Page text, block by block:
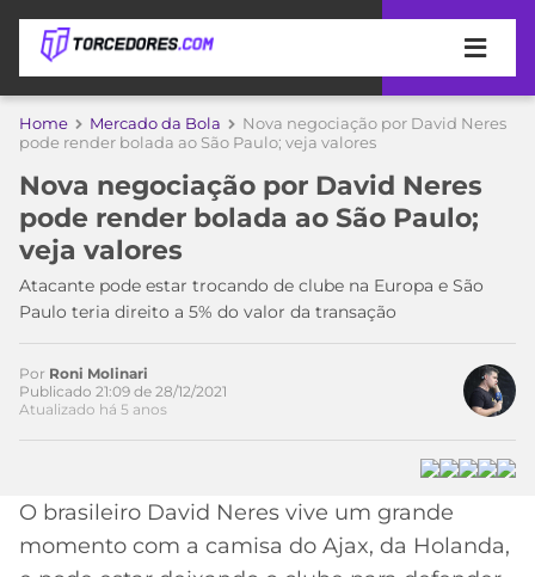
APOSTAS
DE
APOSTA
MELHORES
SITES
DE
APOSTAS
2026
BETBOOM
COPA
DO
MUNDO
TIMES
MEU
TIME
PALMEIRAS
CAMPEONATOS
SÉRIE
ESPORTIVA
Home Mercado da Bola
Nova negociação por David Neres
pode render bolada ao São Paulo; veja valores
Nova negociação por David Neres
pode render bolada ao São Paulo;
veja valores
Atacante pode estar trocando de clube na Europa e São
Paulo teria direito a 5% do valor da transação
Acesse o perfil do autor
no Twitter
Por Roni Molinari
Publicado 21:09 de 28/12/2021
Atualizado há 5 anos
O brasileiro David Neres vive um grande
momento com a camisa do Ajax, da Holanda,